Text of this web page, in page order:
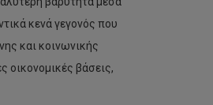
κενά γεγονός που
και κοινωνικής
οικονομικές βάσεις,